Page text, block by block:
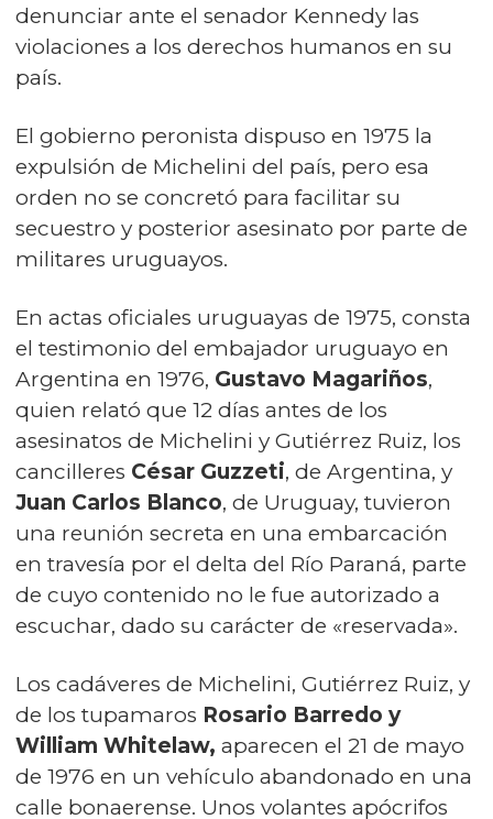
denunciar ante el senador Kennedy las
violaciones a los derechos humanos en su
país.
El gobierno peronista dispuso en 1975 la
expulsión de Michelini del país, pero esa
orden no se concretó para facilitar su
secuestro y posterior asesinato por parte de
militares uruguayos.
En actas oficiales uruguayas de 1975, consta
el testimonio del embajador uruguayo en
Argentina en 1976, Gustavo Magariños,
quien relató que 12 días antes de los
asesinatos de Michelini y Gutiérrez Ruiz, los
cancilleres César Guzzeti, de Argentina, y
Juan Carlos Blanco, de Uruguay, tuvieron
una reunión secreta en una embarcación
en travesía por el delta del Río Paraná, parte
de cuyo contenido no le fue autorizado a
escuchar, dado su carácter de «reservada».
Los cadáveres de Michelini, Gutiérrez Ruiz, y
de los tupamaros Rosario Barredo y
William Whitelaw, aparecen el 21 de mayo
de 1976 en un vehículo abandonado en una
calle bonaerense. Unos volantes apócrifos